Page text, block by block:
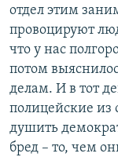
отдел этим
провоцируют
что у нас
потом
делам. И в тот
полицейские из
душить
бред – то, чем